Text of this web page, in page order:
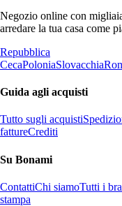
Negozio online con
arredare la tua casa come
Repubblica
CecaPoloniaSlovacchia
Guida agli acquisti
Tutto sugli acquisti
fattureCrediti
Su Bonami
ContattiChi siamoTutti i
stampa